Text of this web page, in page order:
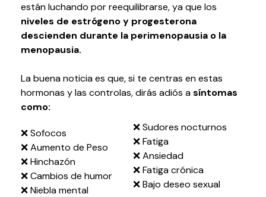
están luchando por reequilibrarse, ya que los
niveles de estrógeno y progesterona
descienden durante la perimenopausia o la
menopausia.
La buena noticia es que, si te centras en estas
hormonas y las controlas, dirás adiós asíntomas
como:
❌ Sofocos
❌ Aumento de Peso
❌ Hinchazón
❌ Cambios de humor
❌ Niebla mental
❌ Sudores nocturnos
❌ Fatiga
❌ Ansiedad
❌ Fatiga crónica
❌ Bajo deseo sexual